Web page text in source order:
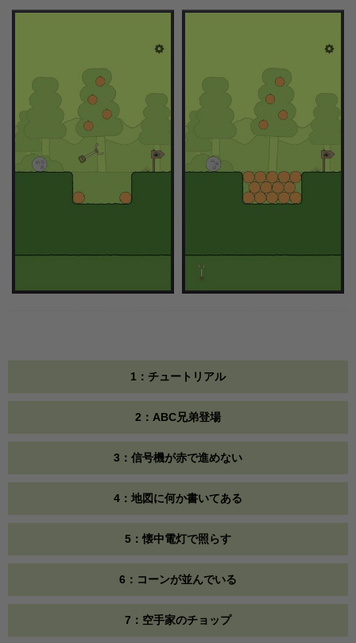
1：チュートリアル
2：ABC兄弟登場
3：信号機が赤で進めない
4：地図に何か書いてある
5：懐中電灯で照らす
6：コーンが並んでいる
7：空手家のチョップ